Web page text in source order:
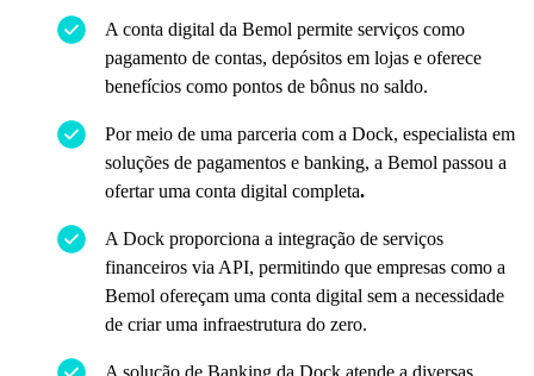
A conta digital da Bemol permite serviços como
pagamento de contas, depósitos em lojas e oferece
benefícios como pontos de bônus no saldo.
Por meio de uma parceria com a Dock, especialista em
soluções de pagamentos e banking, a Bemol passou a
ofertar uma conta digital completa.
A Dock proporciona a integração de serviços
financeiros via API, permitindo que empresas como a
Bemol ofereçam uma conta digital sem a necessidade
de criar uma infraestrutura do zero.